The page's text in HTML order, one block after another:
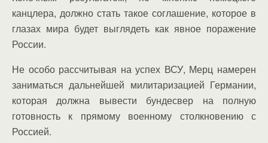
канцлера, должно стать такое соглашение, которое в
глазах мира будет выглядеть как явное поражение
России.
Не особо рассчитывая на успех ВСУ, Мерц намерен
заниматься дальнейшей милитаризацией Германии,
которая должна вывести бундесвер на полную
готовность к прямому военному столкновению с
Россией.